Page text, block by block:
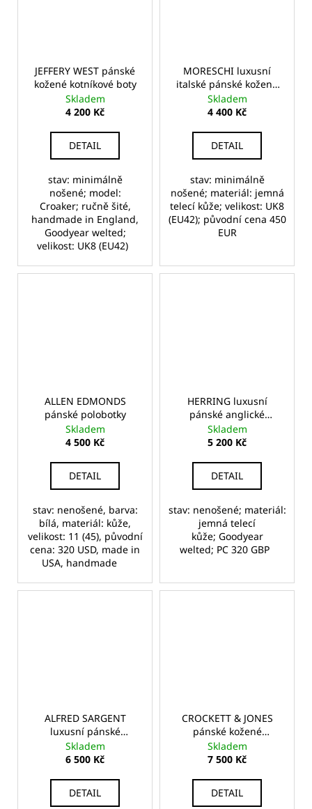
JEFFERY WEST pánské
kožené kotníkové boty
Skladem
4 200 Kč
DETAIL
stav: minimálně
nošené; model:
Croaker; ručně šité,
handmade in England,
Goodyear welted;
velikost: UK8 (EU42)
MORESCHI luxusní
italské pánské kožené
polobotky Derbys
Skladem
4 400 Kč
DETAIL
stav: minimálně
nošené; materiál: jemná
telecí kůže; velikost: UK8
(EU42); původní cena 450
EUR
ALLEN EDMONDS
pánské polobotky
Skladem
4 500 Kč
DETAIL
stav: nenošené, barva:
bílá, materiál: kůže,
velikost: 11 (45), původní
cena: 320 USD, made in
USA, handmade
HERRING luxusní
pánské anglické
kotníkové boty
Skladem
5 200 Kč
DETAIL
stav: nenošené; materiál:
jemná telecí
kůže; Goodyear
welted; PC 320 GBP
ALFRED SARGENT
luxusní pánské
anglické kožené Oxford
brogues
Skladem
6 500 Kč
DETAIL
CROCKETT & JONES
pánské kožené
polobotky
Skladem
7 500 Kč
DETAIL